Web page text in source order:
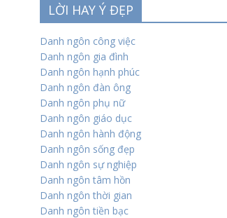
LỜI HAY Ý ĐẸP
Danh ngôn công việc
Danh ngôn gia đình
Danh ngôn hạnh phúc
Danh ngôn đàn ông
Danh ngôn phụ nữ
Danh ngôn giáo dục
Danh ngôn hành động
Danh ngôn sống đẹp
Danh ngôn sự nghiệp
Danh ngôn tâm hồn
Danh ngôn thời gian
Danh ngôn tiền bạc